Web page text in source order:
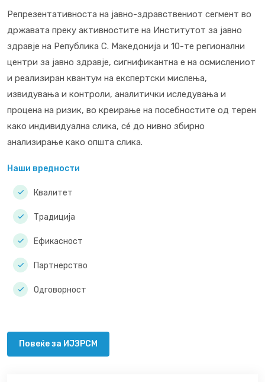
Репрезентативноста на јавно-здравствениот сегмент во
државата преку активностите на Институтот за јавно
здравје на Република С. Македонија и 10-те регионални
центри за јавно здравје, сигнификантна е на осмислениот
и реализиран квантум на експертски мислења,
извидувања и контроли, аналитички иследувања и
процена на ризик, во креирање на посебностите од терен
како индивидуална слика, сé до нивно збирно
анализирање како општа слика.
Наши вредности
Квалитет
Традиција
Ефикасност
Партнерство
Одговорност
Повеќе за ИЈЗРСМ